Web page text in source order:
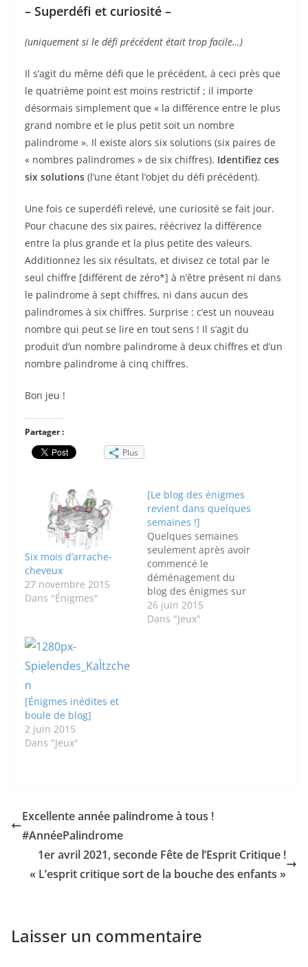
– Superdéfi et curiosité –
(uniquement si le défi précédent était trop facile…)
Il s’agit du même défi que le précédent, à ceci près que
le quatrième point est moins restrictif ; il importe
désormais simplement que « la différence entre le plus
grand nombre et le plus petit soit un nombre
palindrome ». Il existe alors six solutions (six paires de
« nombres palindromes » de six chiffres). Identifiez ces
six solutions (l’une étant l’objet du défi précédent).
Une fois ce superdéfi relevé, une curiosité se fait jour.
Pour chacune des six paires, réécrivez la différence
entre la plus grande et la plus petite des valeurs.
Additionnez les six résultats, et divisez ce total par le
seul chiffre [différent de zéro*] à n’être présent ni dans
le palindrome à sept chiffres, ni dans aucun des
palindromes à six chiffres. Surprise : c’est un nouveau
nombre qui peut se lire en tout sens ! Il s’agit du
produit d’un nombre palindrome à deux chiffres et d’un
nombre palindrome à cinq chiffres.
Bon jeu !
Partager :
Plus
Six mois d’arrache-
cheveux
27 novembre 2015
Dans "Énigmes"
[Le blog des énigmes
revient dans quelques
semaines !]
Quelques semaines
seulement après avoir
commencé le
déménagement du
blog des énigmes sur
lemonde.fr, il me faut
faire quelques
26 juin 2015
Dans "Jeux"
[Énigmes inédites et
boule de blog]
2 juin 2015
Dans "Jeux"
Excellente année palindrome à tous !
#AnnéePalindrome
1er avril 2021, seconde Fête de l’Esprit Critique !
« L’esprit critique sort de la bouche des enfants »
Laisser un commentaire